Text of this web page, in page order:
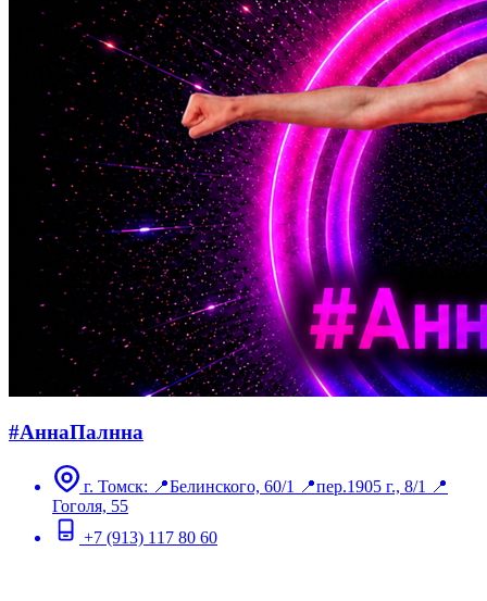
#АннаПалнна
г. Томск: 📍Белинского, 60/1 📍пер.1905 г., 8/1 📍
Гоголя, 55
+7 (913) 117 80 60